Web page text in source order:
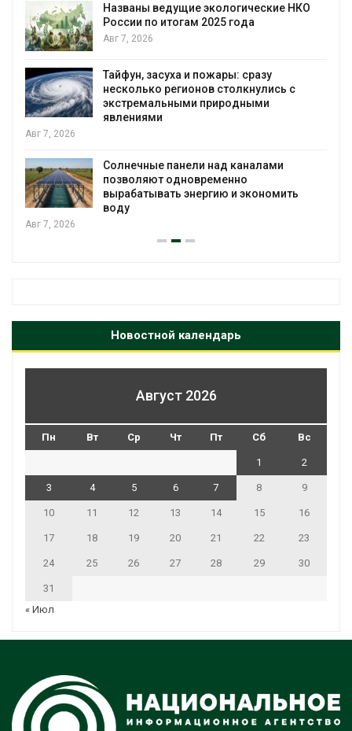
Названы ведущие экологические НКО
России по итогам 2025 года
Авг 7, 2026
Тайфун, засуха и пожары: сразу
несколько регионов столкнулись с
экстремальными природными
явлениями
Авг 7, 2026
Солнечные панели над каналами
позволяют одновременно
вырабатывать энергию и экономить
воду
Авг 7, 2026
Новостной календарь
Август 2026
Пн Вт Ср Чт Пт Сб Вс
1 2
3 4 5 6 7 8 9
10 11 12 13 14 15 16
17 18 19 20 21 22 23
24 25 26 27 28 29 30
31
« Июл